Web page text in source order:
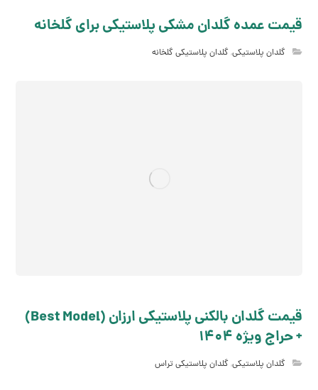
قیمت عمده گلدان مشکی پلاستیکی برای گلخانه
گلدان پلاستیکی,گلدان پلاستیکی گلخانه
قیمت گلدان بالکنی پلاستیکی ارزان (Best Model)
+ حراج ویژه 1404
گلدان پلاستیکی,گلدان پلاستیکی تراس